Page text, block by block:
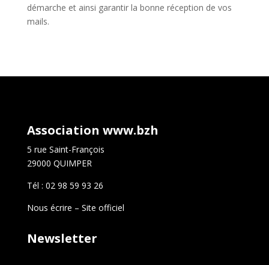
démarche et ainsi garantir la bonne réception de vos
mails.
Association www.bzh
5 rue Saint-François
29000 QUIMPER
Tél : 02 98 59 93 26
Nous écrire – Site officiel
Newsletter